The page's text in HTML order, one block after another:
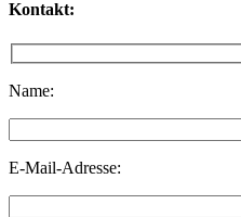
Kontakt:
Name:
E-Mail-Adresse: